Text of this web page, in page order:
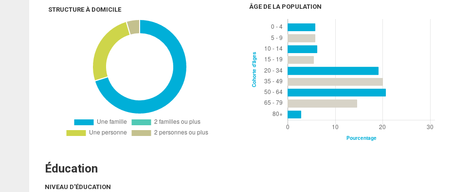
STRUCTURE À DOMICILE ÂGE DE LA POPULATION
Éducation
NIVEAU D'ÉDUCATION